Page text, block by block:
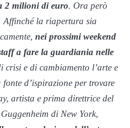
2 milioni di euro. Ora però
la riapertura sia
nei prossimi weekend
a fare la guardiania nelle
crisi e di cambiamento l’arte e
d’ispirazione per trovare
artista e prima direttrice del
di New York,